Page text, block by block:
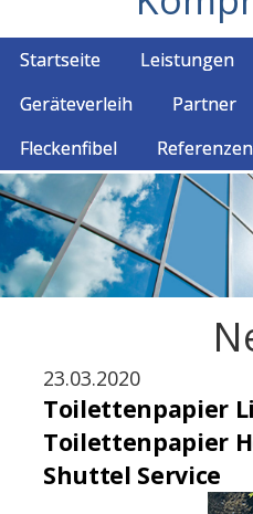
Startseite Leistungen
Geräteverleih
Partner
Fleckenfibel
Referenzen
23.03.2020
Toilettenpapier
Toilettenpapier
Shuttel Service